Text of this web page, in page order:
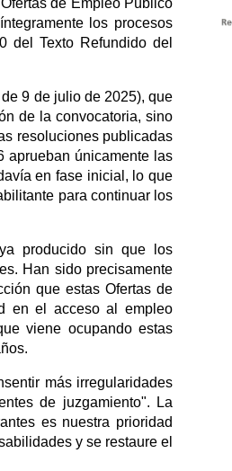
de Empleo Público
los procesos
del Texto Refundido del
9 de julio de 2025), que
de la convocatoria, sino
resoluciones publicadas
aprueban únicamente las
en fase inicial, lo que
para continuar los
producido sin que los
Han sido precisamente
que estas Ofertas de
en el acceso al empleo
viene ocupando estas
más irregularidades
de juzgamiento". La
es nuestra prioridad
y se restaure el